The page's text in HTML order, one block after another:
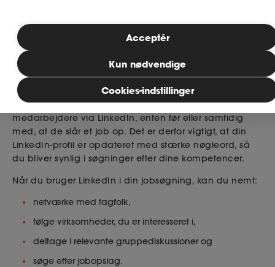
Bliv medlem
Ase Selvstændig
Dokumenter.dk
Publiceret: 05. marts 2026
Derfor skal du bruge LinkedIn i din
jobsøgning
Mange arbejdsgivere leder aktivt efter potentielle
medarbejdere via LinkedIn, enten før eller samtidig
med, at de slår et job op. Det er derfor vigtigt, at din
LinkedIn-profil er opdateret med stærke nøgleord, så
du bliver synlig i søgninger efter dine kompetencer.
Når du bruger LinkedIn i din jobsøgning, kan du nemt:
netværke med fagfolk,
følge virksomheder, du er interesseret i,
deltage i relevante gruppediskussioner og
søge efter jobopslag.
Cookies-indstillinger
Kun nødvendige
Acceptér